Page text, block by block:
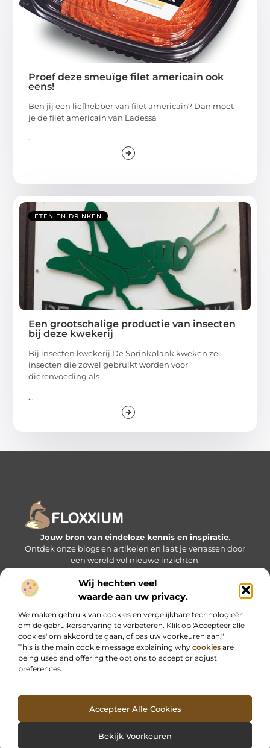
Wij hechten veel
waarde aan uw privacy.
We maken gebruik van cookies en vergelijkbare technologieën
om de gebruikerservaring te verbeteren. Klik op 'Accepteer alle
cookies' om akkoord te gaan, of pas uw voorkeuren aan."
This is the main cookie message explaining why cookies are
being used and offering the options to accept or adjust
preferences.
Accepteer Alle Cookies
Bekijk Voorkeuren
Proef deze smeuïge filet americain ook
eens!
Ben jij een liefhebber van filet americain? Dan moet
je de filet americain van Ladessa
...
ETEN EN DRINKEN
Een grootschalige productie van insecten
bij deze kwekerij
Bij insecten kwekerij De Sprinkplank kweken ze
insecten die zowel gebruikt worden voor
dierenvoeding als
...
Jouw bron van eindeloze kennis en inspiratie.
Ontdek onze blogs en artikelen en laat je verrassen door
een wereld vol nieuwe inzichten.
Bericht categorie
Onze informatie
Website index Cookiebeleid (EU)
@2025 www.floxxium.nl. All Right Reserved.